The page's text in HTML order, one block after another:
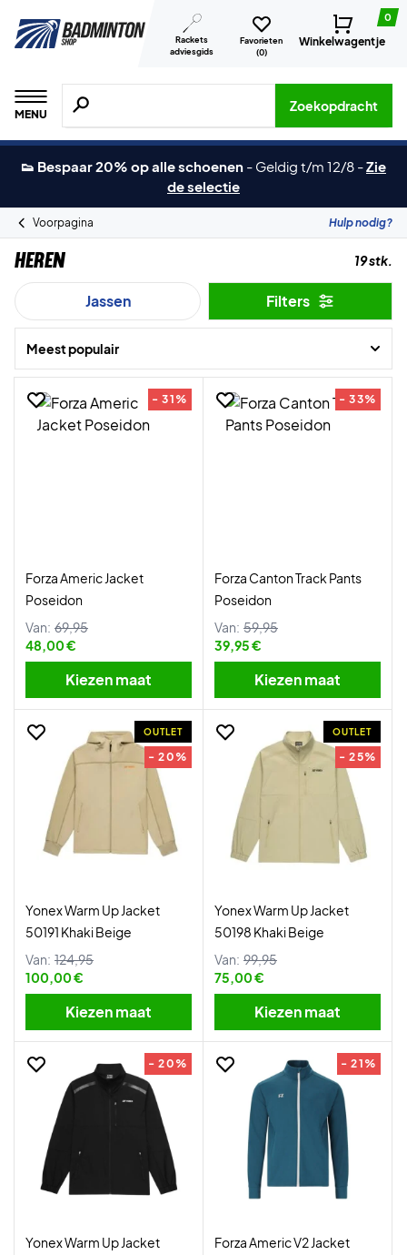
Rackets
adviesgids
Favorieten
(0)
0
Winkelwagentje
MENU
Zoeken naar producten, merken etc.
Zoekopdracht
👟 Bespaar 20% op alle schoenen - Geldig t/m 12/8 -Zie
de selectie
Voorpagina Hulp nodig?
Heren 19 stk.
Jassen Filters
Meest populair
- 31%
Forza Americ Jacket
Poseidon
Van: 69,95
48,00 €
Kiezen maat
- 33%
Forza Canton Track Pants
Poseidon
Van: 59,95
39,95 €
Kiezen maat
OUTLET
- 20%
Yonex Warm Up Jacket
50191 Khaki Beige
Van: 124,95
100,00 €
Kiezen maat
OUTLET
- 25%
Yonex Warm Up Jacket
50198 Khaki Beige
Van: 99,95
75,00 €
Kiezen maat
- 20%
Yonex Warm Up Jacket
- 21%
Forza Americ V2 Jacket